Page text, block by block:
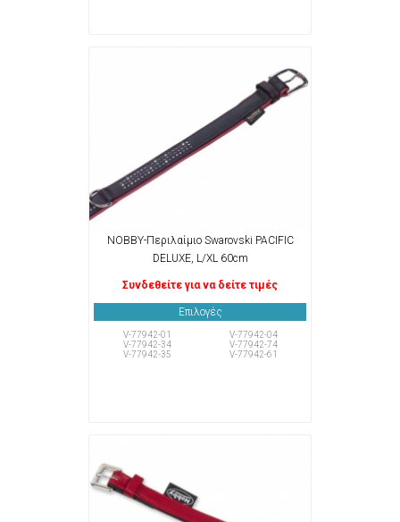
NOBBY-Περιλαίμιο Swarovski PACIFIC
DELUXE, L/XL 60cm
Συνδεθείτε για να δείτε τιμές
Επιλογές
V-77942-01
V-77942-04
V-77942-34
V-77942-74
V-77942-35
V-77942-61